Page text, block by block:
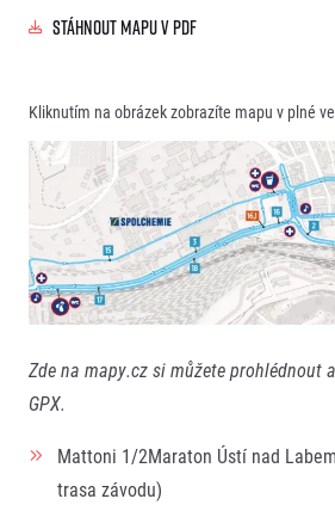
Stáhnout mapu v PDF
Kliknutím na obrázek zobrazíte mapu v plné
Zde na mapy.cz si můžete prohlédnout
GPX.
Mattoni 1/2Maraton Ústí nad Labem
trasa závodu)